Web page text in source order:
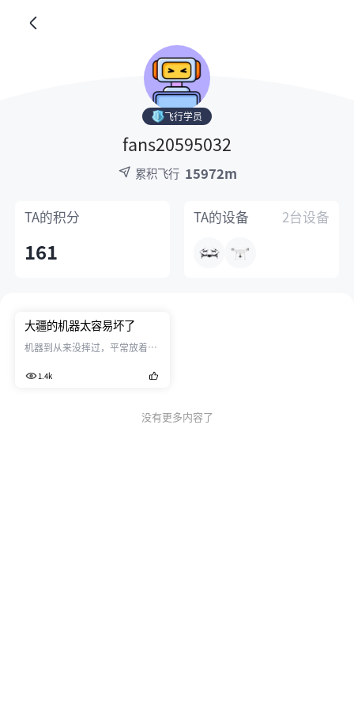
飞行学员
fans20595032
累积飞行 15972m
TA的积分
161
TA的设备 2台设备
大疆的机器太容易坏了
机器到从来没摔过，平常放着不
块电池就充不满电，北京还没有
修。今天想拿出来飞，又发现遥
控器没法充电了，这是成熟产品
1.4k
没有更多内容了